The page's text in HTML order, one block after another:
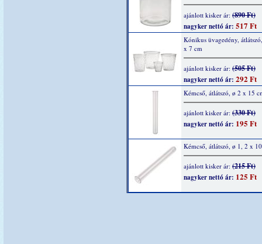
ajánlott kisker ár: (890 Ft)
nagyker nettó ár: 517 Ft
Kónikus üvagedény,
x 7 cm
ajánlott kisker ár: (505 Ft)
nagyker nettó ár: 292 Ft
Kémcső, átlátszó, ø 2 x 15
ajánlott kisker ár: (330 Ft)
nagyker nettó ár: 195 Ft
Kémcső, átlátszó, ø 1, 2 x
ajánlott kisker ár: (215 Ft)
nagyker nettó ár: 125 Ft